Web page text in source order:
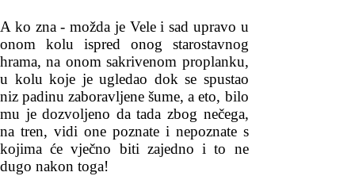
A ko zna - možda je Vele i sad upravo u
onom kolu ispred onog starostavnog
hrama, na onom sakrivenom proplanku,
u kolu koje je ugledao dok se spustao
niz padinu zaboravljene šume, a eto, bilo
mu je dozvoljeno da tada zbog nečega,
na tren, vidi one poznate i nepoznate s
kojima će vječno biti zajedno i to ne
dugo nakon toga!